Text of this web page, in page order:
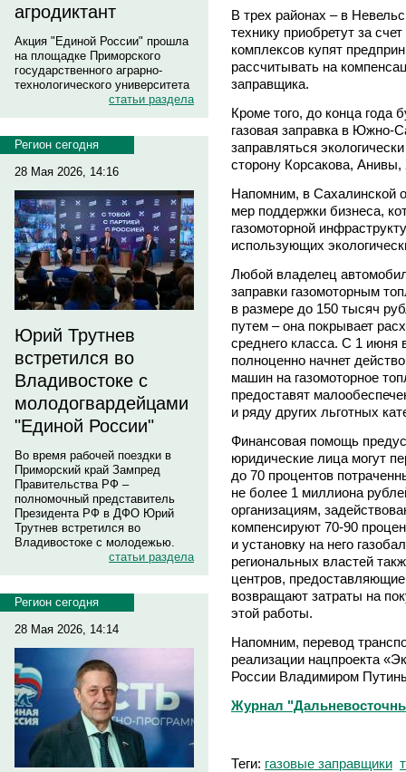
агродиктант
Акция "Единой России" прошла
на площадке Приморского
государственного аграрно-
технологического университета
статьи раздела
Регион сегодня
28 Мая 2026, 14:16
Юрий Трутнев
встретился во
Владивостоке с
молодогвардейцами
"Единой России"
Во время рабочей поездки в
Приморский край Зампред
Правительства РФ –
полномочный представитель
Президента РФ в ДФО Юрий
Трутнев встретился во
Владивостоке с молодежью.
статьи раздела
Регион сегодня
28 Мая 2026, 14:14
В трех районах – в
технику приобретут за
комплексов купят
рассчитывать на
заправщика.
Кроме того, до конца года
газовая заправка в Южно-
заправляться
сторону Корсакова,
Напомним, в Сахалинской
мер поддержки бизнеса,
газомоторной
использующих
Любой владелец
заправки газомоторным
в размере до 150 тысяч
путем – она покрывает
среднего класса. С 1 июня
полноценно начнет
машин на газомоторное
предоставят
и ряду других льготных
Финансовая помощь
юридические лица могут
до 70 процентов
не более 1 миллиона
организациям,
компенсируют 70-90
и установку на него
региональных властей
центров,
возвращают затраты на
этой работы.
Напомним, перевод
реализации нацпроекта
России Владимиром
Журнал
Теги: газовые заправщики